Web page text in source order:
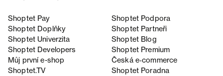
Shoptet Pay
Shoptet Podpora
Shoptet Doplňky
Shoptet Partneři
Shoptet Univerzita
Shoptet Blog
Shoptet Developers
Shoptet Premium
Můj první e-shop
Česká e‑commerce
Shoptet.TV
Shoptet Poradna